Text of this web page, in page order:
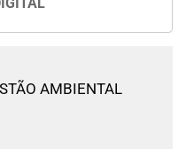
AMBIENTAL